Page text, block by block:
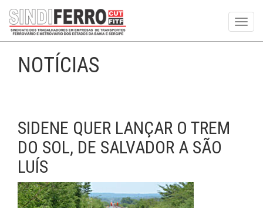
NOTÍCIAS
SIDENE QUER LANÇAR O TREM
DO SOL, DE SALVADOR A SÃO
LUÍS